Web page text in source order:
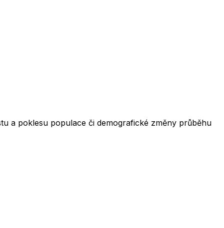
a poklesu populace či demografické změny průběhu